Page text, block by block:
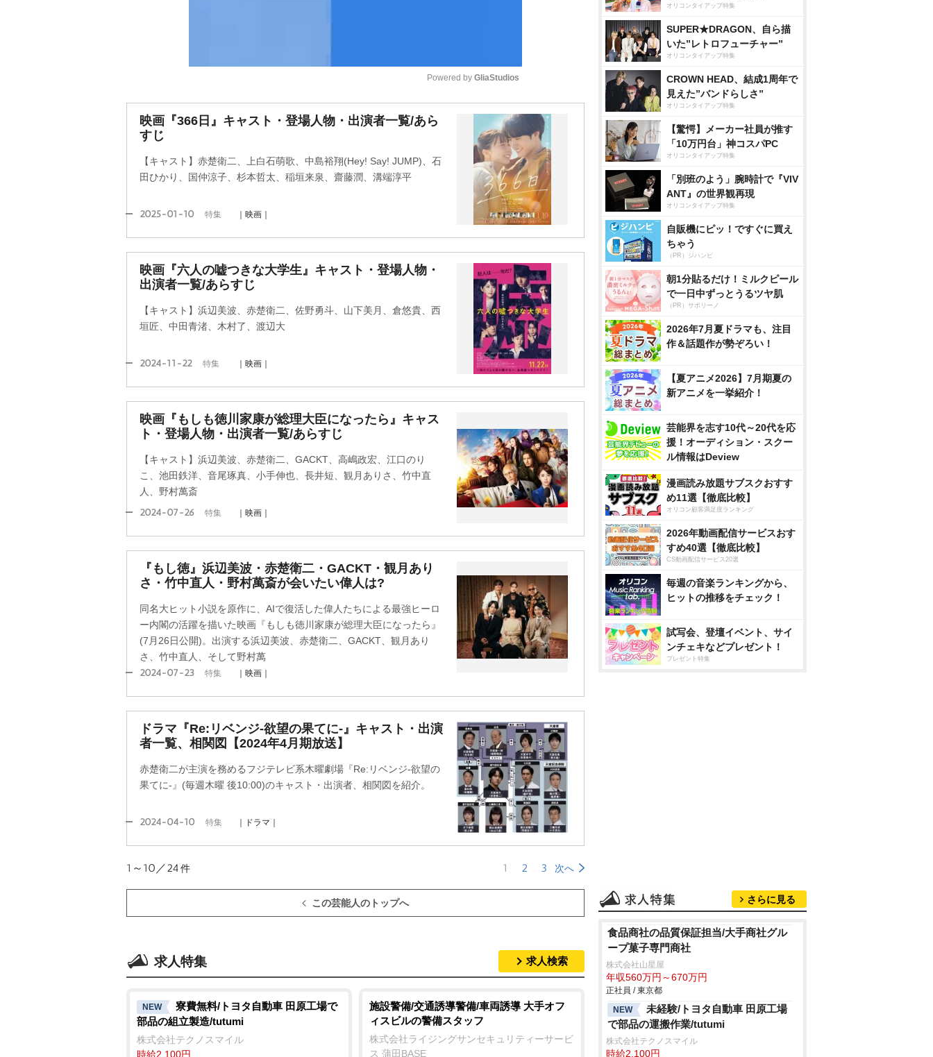
Powered by GliaStudios
映画『366日』キャスト・登場人物・出演者一覧/あら
すじ
【キャスト】赤楚衛二、上白石萌歌、中島裕翔(Hey! Say! JUMP)、石
田ひかり、国仲涼子、杉本哲太、稲垣来泉、齋藤潤、溝端淳平
2025-01-10 特集 ｜映画｜
映画『六人の嘘つきな大学生』キャスト・登場人物・
出演者一覧/あらすじ
【キャスト】浜辺美波、赤楚衛二、佐野勇斗、山下美月、倉悠貴、西
垣匠、中田青渚、木村了、渡辺大
2024-11-22 特集 ｜映画｜
映画『もしも徳川家康が総理大臣になったら』キャス
ト・登場人物・出演者一覧/あらすじ
【キャスト】浜辺美波、赤楚衛二、GACKT、高嶋政宏、江口のり
こ、池田鉄洋、音尾琢真、小手伸也、長井短、観月ありさ、竹中直
人、野村萬斎
2024-07-26 特集 ｜映画｜
『もし徳』浜辺美波・赤楚衛二・GACKT・観月あり
さ・竹中直人・野村萬斎が会いたい偉人は?
同名大ヒット小説を原作に、AIで復活した偉人たちによる最強ヒーロ
ー内閣の活躍を描いた映画『もしも徳川家康が総理大臣になったら』
(7月26日公開)。出演する浜辺美波、赤楚衛二、GACKT、観月あり
さ、竹中直人、そして野村萬
2024-07-23 特集 ｜映画｜
ドラマ『Re:リベンジ-欲望の果てに-』キャスト・出演
者一覧、相関図【2024年4月期放送】
赤楚衛二が主演を務めるフジテレビ系木曜劇場『Re:リベンジ-欲望の
果てに-』(毎週木曜 後10:00)のキャスト・出演者、相関図を紹介。
2024-04-10 特集 ｜ドラマ｜
1～10／24件 1 2 3 次へ
この芸能人のトップへ
求人特集 求人検索
NEW
寮費無料/トヨタ自動車 田原工場で
部品の組立製造/tutumi
株式会社テクノスマイル
時給2,100円
施設警備/交通誘導警備/車両誘導 大手オフ
ィスビルの警備スタッフ
株式会社ライジングサンセキュリティーサービ
ス 蒲田BASE
オリコンタイアップ特集
SUPER★DRAGON、自ら描
いた”レトロフューチャー”
オリコンタイアップ特集
CROWN HEAD、結成1周年で
見えた”バンドらしさ”
オリコンタイアップ特集
【驚愕】メーカー社員が推す
「10万円台」神コスパPC
オリコンタイアップ特集
「別班のよう」腕時計で『VIV
ANT』の世界観再現
オリコンタイアップ特集
自販機にピッ！ですぐに買え
ちゃう
（PR）ジハンピ
朝1分貼るだけ！ミルクピール
で一日中ずっとうるツヤ肌
（PR）サボリーノ
2026年7月夏ドラマも、注目
作＆話題作が勢ぞろい！
【夏アニメ2026】7月期夏の
新アニメを一挙紹介！
芸能界を志す10代～20代を応
援！オーディション・スクー
ル情報はDeview
漫画読み放題サブスクおすす
め11選【徹底比較】
オリコン顧客満足度ランキング
2026年動画配信サービスおす
すめ40選【徹底比較】
CS動画配信サービス20選
毎週の音楽ランキングから、
ヒットの推移をチェック！
試写会、登壇イベント、サイ
ンチェキなどプレゼント！
プレゼント特集
さらに見る
食品商社の品質保証担当/大手商社グル
ープ菓子専門商社
株式会社山星屋
年収560万円～670万円
正社員 / 東京都
NEW
未経験/トヨタ自動車 田原工場
で部品の運搬作業/tutumi
株式会社テクノスマイル
時給2,100円